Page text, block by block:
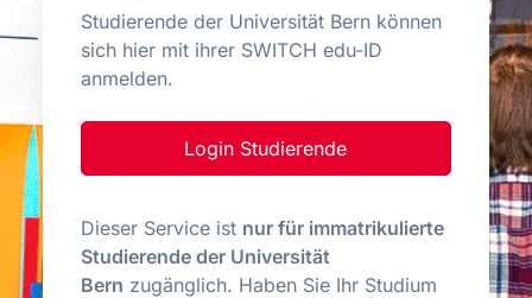
Studierende der Universität Bern können
sich hier mit ihrer SWITCH edu-ID
anmelden.
Login Studierende
Dieser Service ist nur für immatrikulierte
Studierende der Universität
Bern zugänglich. Haben Sie Ihr Studium